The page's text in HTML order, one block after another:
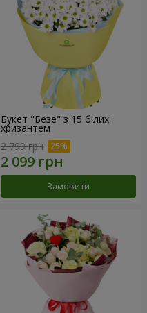
Букет "Безе" з 15 білих
хризантем
2 799 грн
Замовити